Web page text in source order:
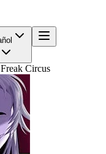
Circus